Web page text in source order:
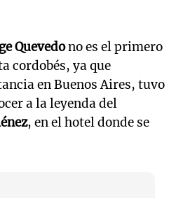
Quevedono es el primero
cordobés, ya que
en Buenos Aires, tuvo
a la leyenda del
, en el hotel donde se